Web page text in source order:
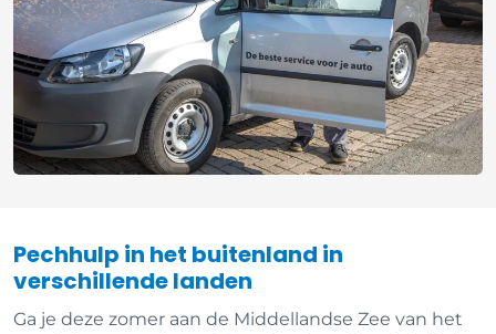
Pechhulp in het buitenland in
verschillende landen
Ga je deze zomer aan de Middellandse Zee van het